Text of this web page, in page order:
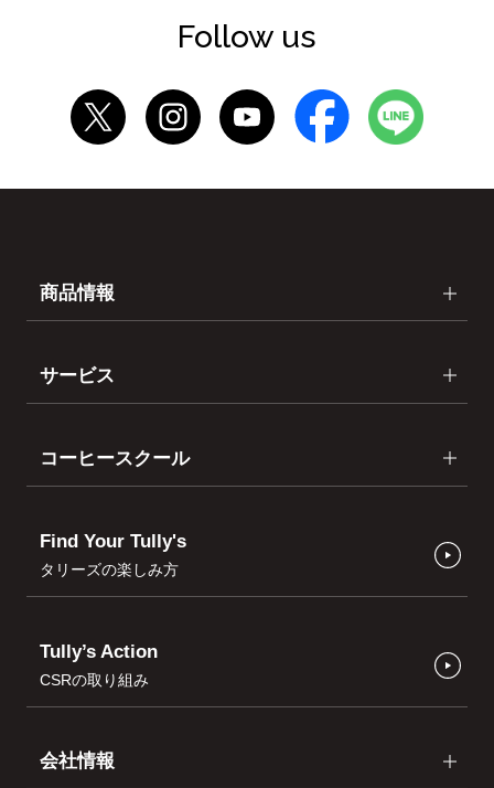
Follow us
商品情報
サービス
コーヒースクール
Find Your Tully's
タリーズの楽しみ方
Tully’s Action
CSRの取り組み
会社情報